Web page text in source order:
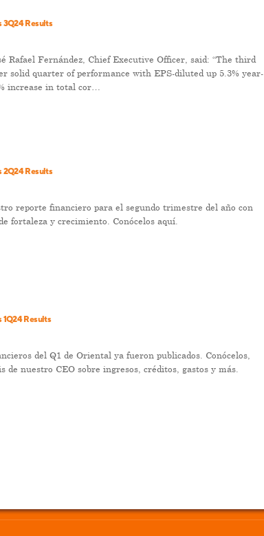
3Q24 Results
Rafael Fernández, Chief Executive Officer, said: “The third
solid quarter of performance with EPS-diluted up 5.3% year-
increase in total cor…
2Q24 Results
reporte financiero para el segundo trimestre del año con
fortaleza y crecimiento. Conócelos aquí.
1Q24 Results
del Q1 de Oriental ya fueron publicados. Conócelos,
de nuestro CEO sobre ingresos, créditos, gastos y más.